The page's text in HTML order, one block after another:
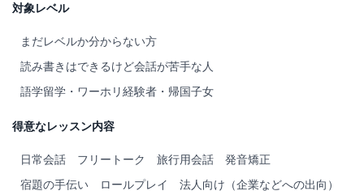
対象レベル
まだレベルか分からない方
読み書きはできるけど会話が苦手な人
語学留学・ワーホリ経験者・帰国子女
得意なレッスン内容
日常会話 フリートーク 旅行用会話
発音矯正
宿題の手伝い
ロールプレイ
法人向け（企業などへの出向）